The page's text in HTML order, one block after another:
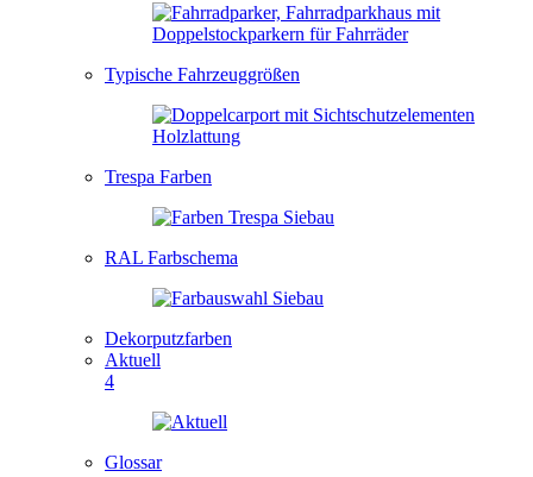
Typische Fahrzeuggrößen
Trespa Farben
RAL Farbschema
Dekorputzfarben
Aktuell
4
Glossar